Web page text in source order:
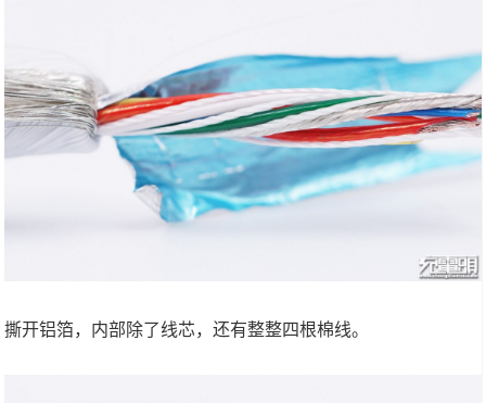
撕开铝箔，内部除了线芯，还有整整四根棉线。